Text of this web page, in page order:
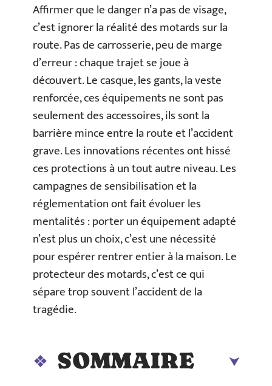
Affirmer que le danger n’a pas de visage,
c’est ignorer la réalité des motards sur la
route. Pas de carrosserie, peu de marge
d’erreur : chaque trajet se joue à
découvert. Le casque, les gants, la veste
renforcée, ces équipements ne sont pas
seulement des accessoires, ils sont la
barrière mince entre la route et l’accident
grave. Les innovations récentes ont hissé
ces protections à un tout autre niveau. Les
campagnes de sensibilisation et la
réglementation ont fait évoluer les
mentalités : porter un équipement adapté
n’est plus un choix, c’est une nécessité
pour espérer rentrer entier à la maison. Le
protecteur des motards, c’est ce qui
sépare trop souvent l’accident de la
tragédie.
SOMMAIRE